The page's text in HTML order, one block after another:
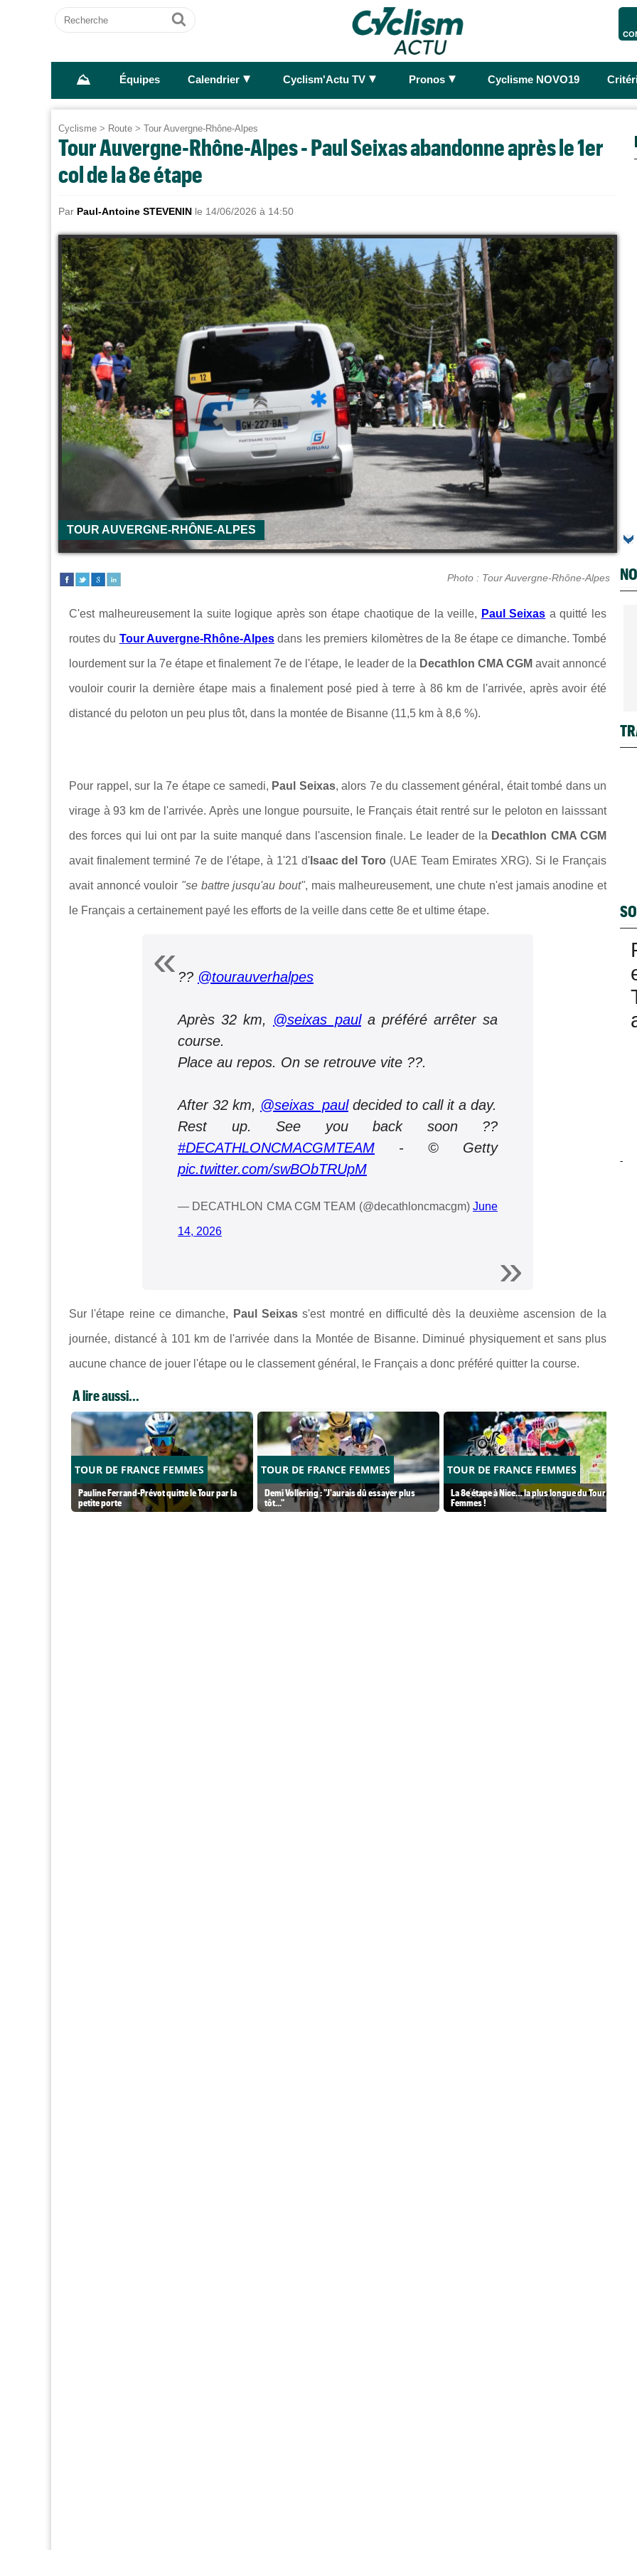
Recherche
Ok
⛰ Équipes Calendrier ► Cyclism'Actu TV ► Pronos ► Cyclisme NOVO19
Cyclisme > Route > Tour Auvergne-Rhône-Alpes
Tour Auvergne-Rhône-Alpes - Paul Seixas abandonne après le 1er
col de la 8e étape
Par Paul-Antoine STEVENIN le 14/06/2026 à 14:50
TOUR AUVERGNE-RHÔNE-ALPES
Photo : Tour Auvergne-Rhône-Alpes
C'est malheureusement la suite logique après son étape chaotique de la veille, Paul Seixas a quitté les
routes du Tour Auvergne-Rhône-Alpes dans les premiers kilomètres de la 8e étape ce dimanche. Tombé
lourdement sur la 7e étape et finalement 7e de l'étape, le leader de la Decathlon CMA CGM avait annoncé
vouloir courir la dernière étape mais a finalement posé pied à terre à 86 km de l'arrivée, après avoir été
distancé du peloton un peu plus tôt, dans la montée de Bisanne (11,5 km à 8,6 %).
Pour rappel, sur la 7e étape ce samedi, Paul Seixas, alors 7e du classement général, était tombé dans un
virage à 93 km de l'arrivée. Après une longue poursuite, le Français était rentré sur le peloton en laisssant
des forces qui lui ont par la suite manqué dans l'ascension finale. Le leader de la Decathlon CMA CGM
avait finalement terminé 7e de l'étape, à 1'21 d'Isaac del Toro (UAE Team Emirates XRG). Si le Français
avait annoncé vouloir "se battre jusqu'au bout", mais malheureusement, une chute n'est jamais anodine et
le Français a certainement payé les efforts de la veille dans cette 8e et ultime étape.
?? @tourauverhalpes
Après 32 km, @seixas_paula préféré arrêter sa
course.
Place au repos. On se retrouve vite ??.
After 32 km, @seixas_pauldecided to call it a day.
Rest up. See you back soon ??
#DECATHLONCMACGMTEAM - © Getty
pic.twitter.com/swBObTRUpM
— DECATHLON CMA CGM TEAM (@decathloncmacgm) June
14, 2026
Sur l'étape reine ce dimanche, Paul Seixass'est montré en difficulté dès la deuxième ascension de la
journée, distancé à 101 km de l'arrivée dans la Montée de Bisanne. Diminué physiquement et sans plus
aucune chance de jouer l'étape ou le classement général, le Français a donc préféré quitter la course.
A lire aussi...
TOUR DE FRANCE FEMMES
Pauline Ferrand-Prévot quitte le Tour par la
petite porte
TOUR DE FRANCE FEMMES
Demi Vollering : "J'aurais dû essayer plus
tôt..."
TOUR DE FRANCE FEMMES
La 8e étape à Nice… la plus longue du Tour
Femmes !
-